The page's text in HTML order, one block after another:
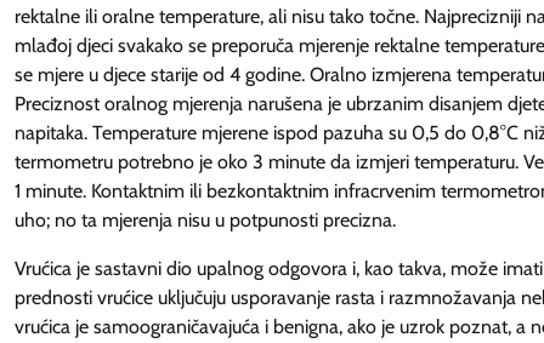
rektalne ili oralne temperature, ali nisu tako točne. Najprecizniji
mlađoj djeci svakako se preporuča mjerenje rektalne
se mjere u djece starije od 4 godine. Oralno izmjerena
Preciznost oralnog mjerenja narušena je ubrzanim disanjem
napitaka. Temperature mjerene ispod pazuha su 0,5 do 0,8°C
termometru potrebno je oko 3 minute da izmjeri temperaturu.
1 minute. Kontaktnim ili bezkontaktnim infracrvenim
uho; no ta mjerenja nisu u potpunosti precizna.
Vrućica je sastavni dio upalnog odgovora i, kao takva, može
prednosti vrućice uključuju usporavanje rasta i razmnožavanja
vrućica je samoograničavajuća i benigna, ako je uzrok poznat, a